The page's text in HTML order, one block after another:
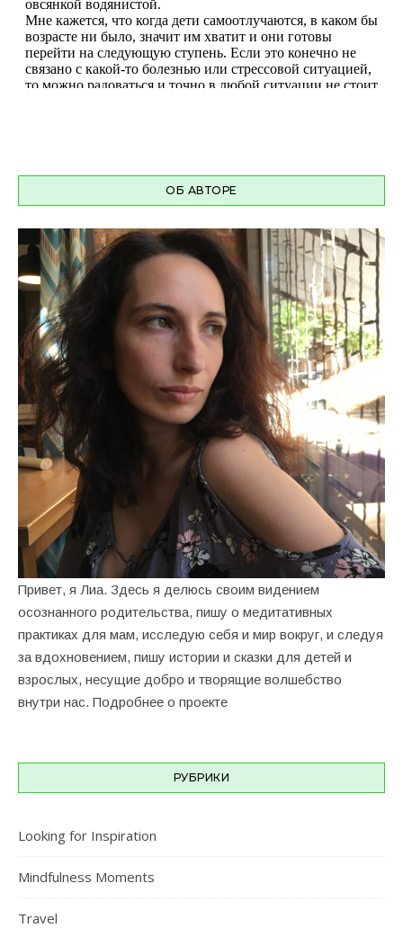
ОБ АВТОРЕ
Привет, я Лиа. Здесь я делюсь своим видением
осознанного родительства, пишу о медитативных
практиках для мам, исследую себя и мир вокруг, и cледуя
за вдохновением, пишу истории и сказки для детей и
взрослых, несущие добро и творящие волшебство
внутри нас. Подробнее о проекте
РУБРИКИ
Looking for Inspiration
Mindfulness Moments
Travel